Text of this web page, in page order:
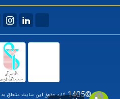
©1405 کلیه حقوق این سایت متعلق به